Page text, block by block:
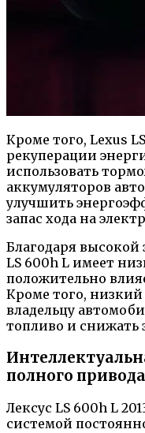
Кроме того, Lexus
рекуперации
использовать
аккумуляторов
улучшить
запас хода на
Благодаря
LS 600h L имеет
положительно
Кроме того, низкий
владельцу
топливо и снижать
полного привода
Лексус LS 600h L
системой